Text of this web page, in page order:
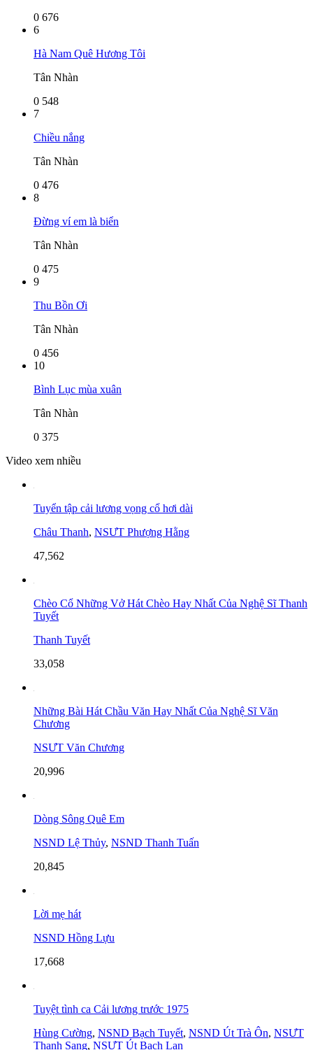
0 676
6
Hà Nam Quê Hương Tôi
Tân Nhàn
0 548
7
Chiều nắng
Tân Nhàn
0 476
8
Đừng ví em là biển
Tân Nhàn
0 475
9
Thu Bồn Ơi
Tân Nhàn
0 456
10
Bình Lục mùa xuân
Tân Nhàn
0 375
Video xem nhiều
Tuyển tập cải lương vọng cổ hơi dài
Châu Thanh, NSƯT Phượng Hằng
47,562
Chèo Cổ Những Vở Hát Chèo Hay Nhất Của Nghệ Sĩ Thanh
Tuyết
Thanh Tuyết
33,058
Những Bài Hát Chầu Văn Hay Nhất Của Nghệ Sĩ Văn
Chương
NSƯT Văn Chương
20,996
Dòng Sông Quê Em
NSND Lệ Thủy, NSND Thanh Tuấn
20,845
Lời mẹ hát
NSND Hồng Lựu
17,668
Tuyệt tình ca Cải lương trước 1975
Hùng Cường, NSND Bạch Tuyết, NSND Út Trà Ôn, NSƯT
Thanh Sang, NSƯT Út Bạch Lan